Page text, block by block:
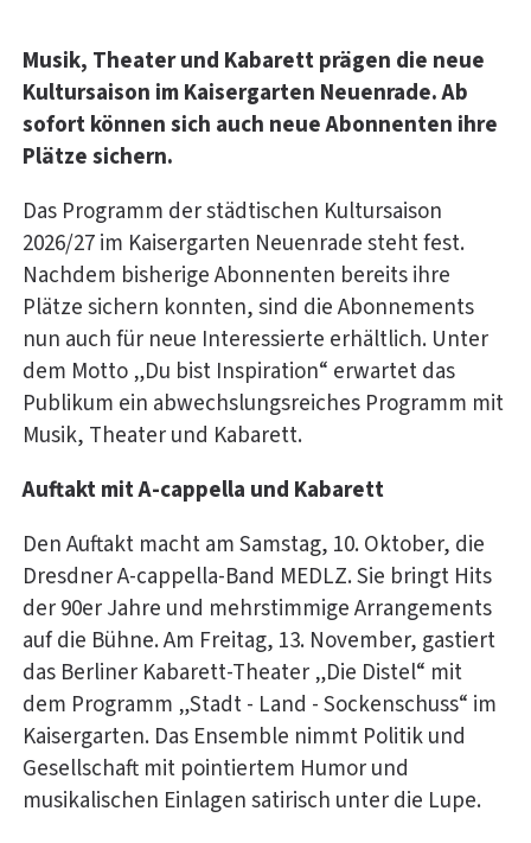
Musik, Theater und Kabarett prägen die neue
Kultursaison im Kaisergarten Neuenrade. Ab
sofort können sich auch neue Abonnenten ihre
Plätze sichern.
Das Programm der städtischen Kultursaison
2026/27 im Kaisergarten Neuenrade steht fest.
Nachdem bisherige Abonnenten bereits ihre
Plätze sichern konnten, sind die Abonnements
nun auch für neue Interessierte erhältlich. Unter
dem Motto „Du bist Inspiration“ erwartet das
Publikum ein abwechslungsreiches Programm mit
Musik, Theater und Kabarett.
Auftakt mit A-cappella und Kabarett
Den Auftakt macht am Samstag, 10. Oktober, die
Dresdner A-cappella-Band MEDLZ. Sie bringt Hits
der 90er Jahre und mehrstimmige Arrangements
auf die Bühne. Am Freitag, 13. November, gastiert
das Berliner Kabarett-Theater „Die Distel“ mit
dem Programm „Stadt - Land - Sockenschuss“ im
Kaisergarten. Das Ensemble nimmt Politik und
Gesellschaft mit pointiertem Humor und
musikalischen Einlagen satirisch unter die Lupe.